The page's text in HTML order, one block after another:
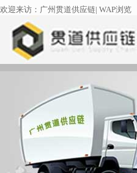
欢迎来访： 广州贯道供应链| WAP浏览